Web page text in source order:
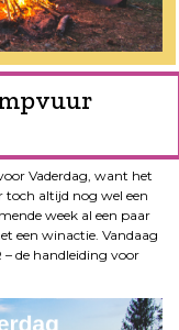
Vaderdag, want het
toch altijd nog wel een
week al een paar
een winactie. Vandaag
de handleiding voor